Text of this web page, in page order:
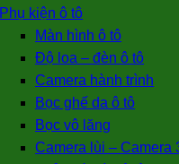
Phụ kiện ô tô
Màn hình ô tô
Độ loa – đèn ô tô
Camera hành trình
Bọc ghế da ô tô
Bọc vô lăng
Camera lùi – Camera